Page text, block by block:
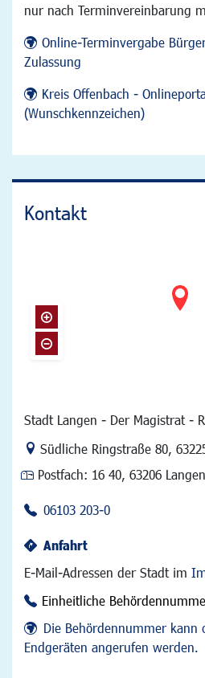
nur nach Terminvereinbarung
Online-Terminvergabe
Zulassung
Kreis Offenbach -
(Wunschkennzeichen)
Kontakt
Stadt Langen - Der Magistrat -
Link zur Google-Maps
Südliche Ringstraße 80,
Postfach: 16 40, 63206 Langen
06103 203-0
Anfahrt
E-Mail-Adressen der Stadt im
Einheitliche
Die Behördennummer kann
Endgeräten angerufen werden.